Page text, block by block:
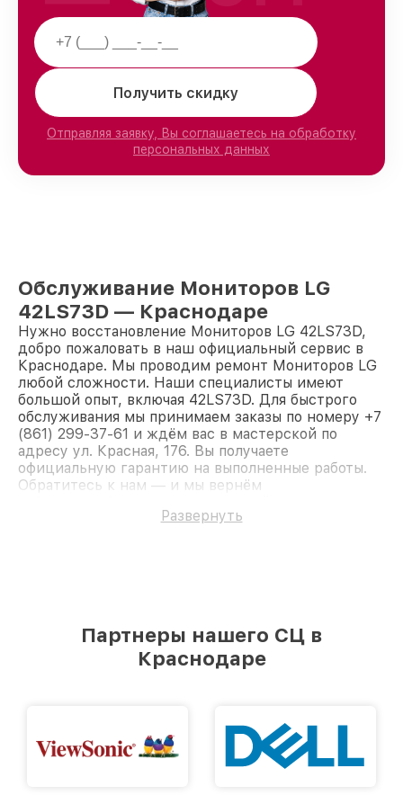
Получить скидку
Отправляя заявку, Вы соглашаетесь на обработку
персональных данных
Обслуживание Мониторов LG
42LS73D — Краснодаре
Нужно восстановление Мониторов LG 42LS73D,
добро пожаловать в наш официальный сервис в
Краснодаре. Мы проводим ремонт Мониторов LG
любой сложности. Наши специалисты имеют
большой опыт, включая 42LS73D. Для быстрого
обслуживания мы принимаем заказы по номеру +7
(861) 299-37-61 и ждём вас в мастерской по
адресу ул. Красная, 176. Вы получаете
официальную гарантию на выполненные работы.
Обратитесь к нам — и мы вернём
Развернуть
Партнеры нашего СЦ в
Краснодаре